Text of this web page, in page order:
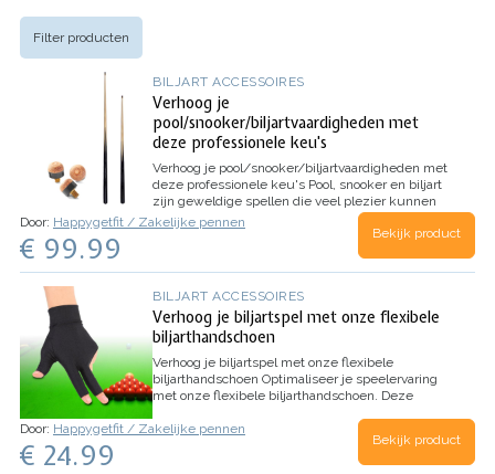
Filter producten
BILJART ACCESSOIRES
Verhoog je
pool/snooker/biljartvaardigheden met
deze professionele keu's
Verhoog je pool/snooker/biljartvaardigheden met
deze professionele keu's Pool, snooker en biljart
zijn geweldige spellen die veel plezier kunnen
bieden. Maar om het spel echt onder de knie te
krijgen, heb je de juiste uitrusting nodig. Een
Door: Happygetfit / Zakelijke pennen
€ 99.99 Bekijk product
BILJART ACCESSOIRES
Verhoog je biljartspel met onze flexibele
biljarthandschoen
Verhoog je biljartspel met onze flexibele
biljarthandschoen Optimaliseer je speelervaring
met onze flexibele biljarthandschoen. Deze
elastisch spandex-materiaal voor ultiem comfort
Door: Happygetfit / Zakelijke pennen
€ 24.99 Bekijk product